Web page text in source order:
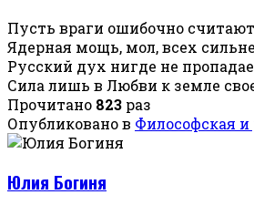
Пусть враги ошибочно
Ядерная мощь, мол, всех
Русский дух нигде не
Сила лишь в Любви к земле
Прочитано 823 раз
Опубликовано в Философская и
Юлия Богиня